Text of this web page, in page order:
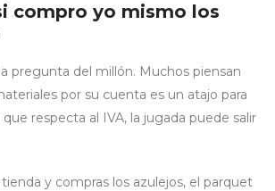
compro yo mismo los
pregunta del millón. Muchos piensan
por su cuenta es un atajo para
respecta al IVA, la jugada puede salir
y compras los azulejos, el parquet